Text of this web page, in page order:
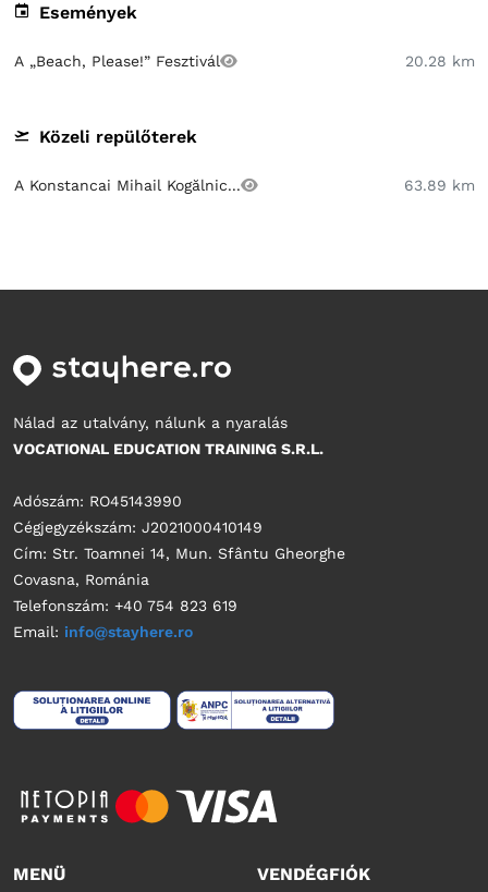
Események
A „Beach, Please!” Fesztivál 20.28 km
Közeli repülőterek
A Konstancai Mihail Kogălnic... 63.89 km
Nálad az utalvány, nálunk a nyaralás
VOCATIONAL EDUCATION TRAINING S.R.L.
Adószám: RO45143990
Cégjegyzékszám: J2021000410149
Cím: Str. Toamnei 14, Mun. Sfântu Gheorghe
Covasna, Románia
Telefonszám: +40 754 823 619
Email: info@stayhere.ro
MENÜ VENDÉGFIÓK